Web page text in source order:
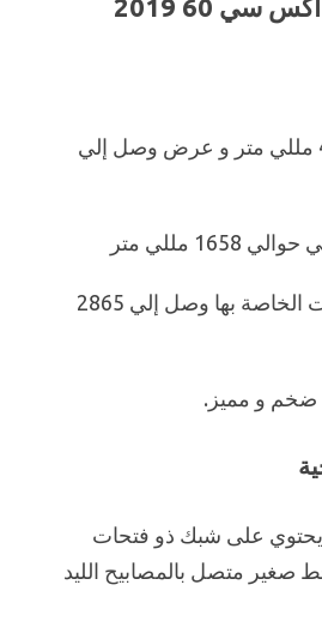
60 2019
تأتي بطول يبلغ 4688 مللي متر و عرض وصل إلي
مللي متر
و طول قاعدة العجلات الخاصة بها وصل إلي 2865
و مميز.
على شبك ذو فتحات
متصل بالمصابيح الليد